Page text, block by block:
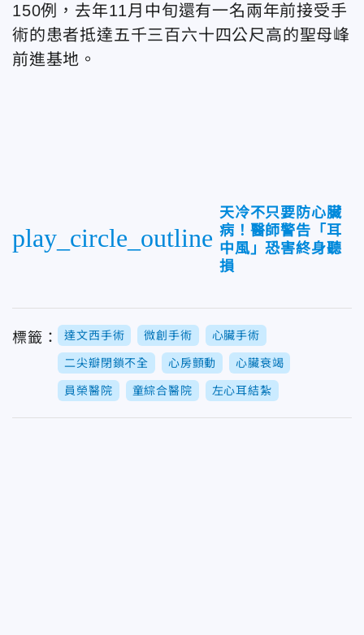
150例，去年11月中旬還有一名兩年前接受手
術的患者抵達五千三百六十四公尺高的聖母峰
前進基地。
play_circle_outline
天冷不只要防心臟
病！醫師警告「耳
中風」恐害終身聽
損
標籤： 達文西手術 微創手術 心臟手術
二尖瓣閉鎖不全 心房顫動 心臟衰竭
員榮醫院 童綜合醫院 左心耳結紮